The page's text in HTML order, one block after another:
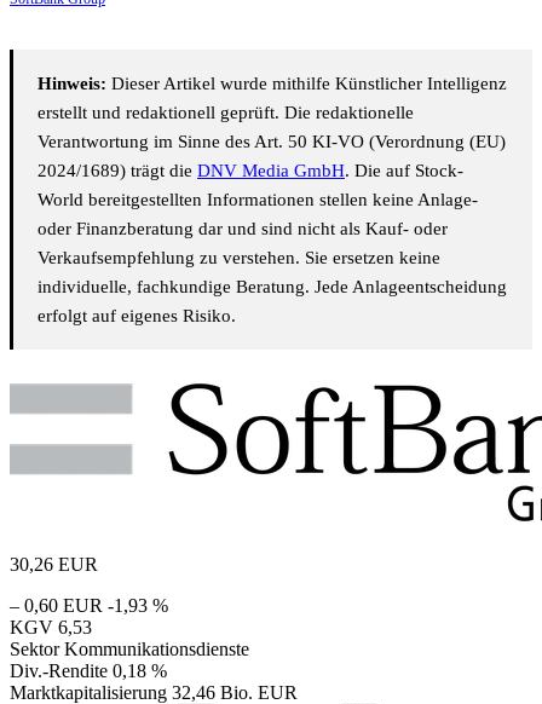
Hinweis: Dieser Artikel wurde mithilfe Künstlicher Intelligenz
erstellt und redaktionell geprüft. Die redaktionelle
Verantwortung im Sinne des Art. 50 KI-VO (Verordnung (EU)
2024/1689) trägt die DNV Media GmbH. Die auf Stock-
World bereitgestellten Informationen stellen keine Anlage-
oder Finanzberatung dar und sind nicht als Kauf- oder
Verkaufsempfehlung zu verstehen. Sie ersetzen keine
individuelle, fachkundige Beratung. Jede Anlageentscheidung
erfolgt auf eigenes Risiko.
30,26 EUR
– 0,60 EUR -1,93 %
KGV 6,53
Sektor Kommunikationsdienste
Div.-Rendite 0,18 %
Marktkapitalisierung 32,46 Bio. EUR